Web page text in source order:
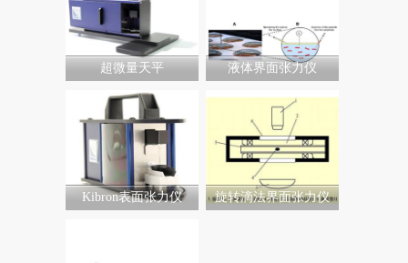
超微量天平 液体界面张力仪
Kibron表面张力仪 旋转滴法界面张力仪